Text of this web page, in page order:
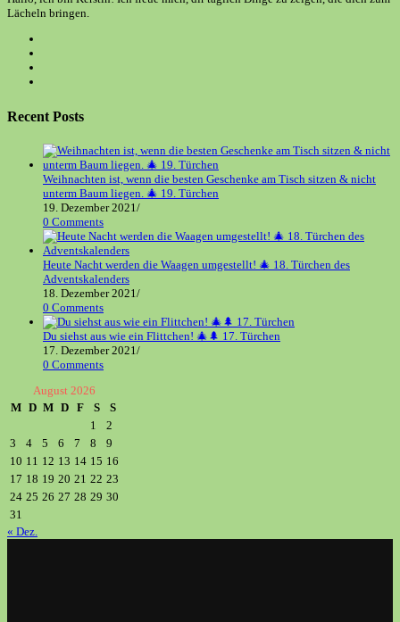
Lächeln bringen.
tab
new
tab
a
new
Recent Posts
Weihnachten ist, wenn die besten Geschenke am Tisch sitzen & nicht
unterm Baum liegen. 🎄 19. Türchen
19. Dezember 2021 /
0 Comments
Heute Nacht werden die Waagen umgestellt! 🎄 18. Türchen des
Adventskalenders
18. Dezember 2021 /
0 Comments
Du siehst aus wie ein Flittchen! 🎄🌲 17. Türchen
17. Dezember 2021 /
0 Comments
August 2026
M D M D F S
S
1
2
3
4 5 6 7 8
9
10 11 12 13 14 15 16
17 18 19 20 21 22 23
24 25 26 27 28 29 30
31
« Dez.